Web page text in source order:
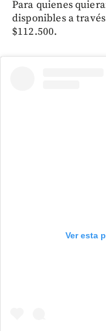
Para quienes
disponibles a
$112.500.
Ver esta